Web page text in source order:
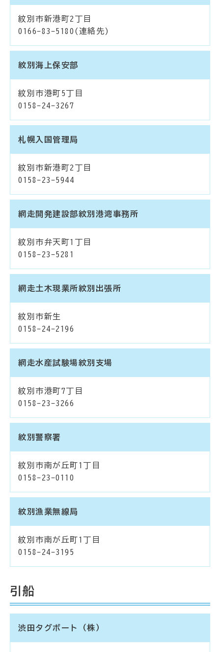
紋別市新港町2丁目
0166-83-5180(連絡先)
紋別海上保安部
紋別市港町5丁目
0158-24-3267
札幌入国管理局
紋別市新港町2丁目
0158-23-5944
網走開発建設部紋別港湾事務所
紋別市弁天町1丁目
0158-23-5281
網走土木現業所紋別出張所
紋別市新生
0158-24-2196
網走水産試験場紋別支場
紋別市港町7丁目
0158-23-3266
紋別警察署
紋別市南が丘町1丁目
0158-23-0110
紋別漁業無線局
紋別市南が丘町1丁目
0158-24-3195
引船
渋田タグボート（株）